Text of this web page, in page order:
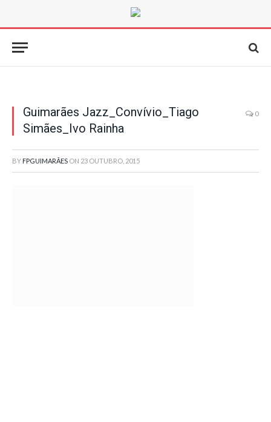
Guimarães Jazz_Convívio_Tiago
Simães_Ivo Rainha
0
BY FPGUIMARÃES ON 23 OUTUBRO, 2015